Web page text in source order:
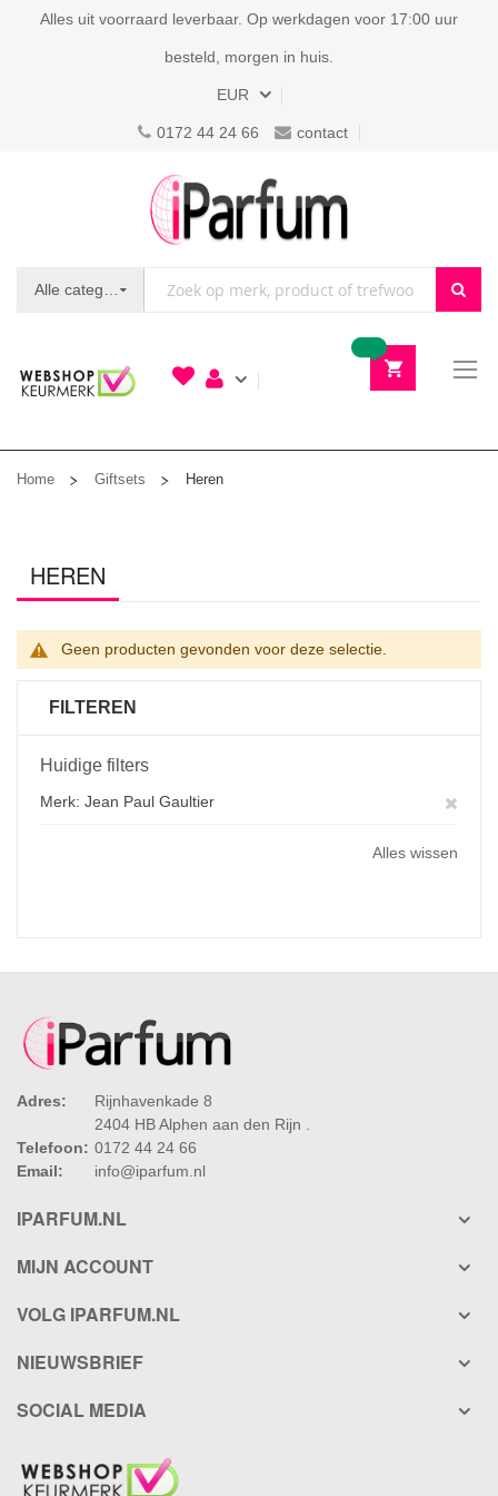
Alles uit voorraard leverbaar. Op werkdagen voor 17:00 uur
besteld, morgen in huis.
EUR
0172 44 24 66 contact
Home Giftsets Heren
HEREN
Geen producten gevonden voor deze selectie.
FILTEREN
Huidige filters
Merk Jean Paul Gaultier
Alles wissen
Adres:
Rijnhavenkade 8
2404 HB Alphen aan den Rijn .
Telefoon: 0172 44 24 66
Email:
info@iparfum.nl
IPARFUM.NL
MIJN ACCOUNT
VOLG IPARFUM.NL
NIEUWSBRIEF
SOCIAL MEDIA